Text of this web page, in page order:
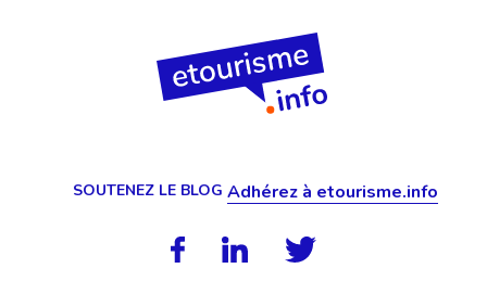
SOUTENEZ LE BLOG Adhérez à etourisme.info